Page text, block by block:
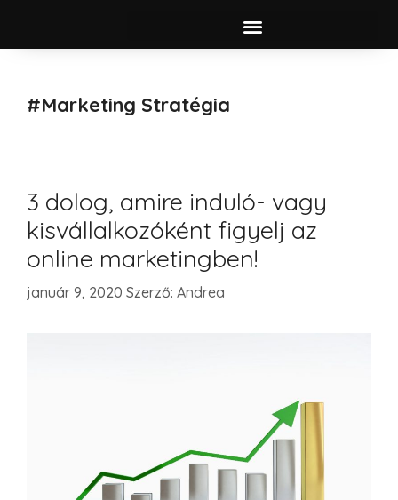
#marketing Stratégia
3 dolog, amire induló- vagy
kisvállalkozóként figyelj az
online marketingben!
január 9, 2020 Szerző: Andrea